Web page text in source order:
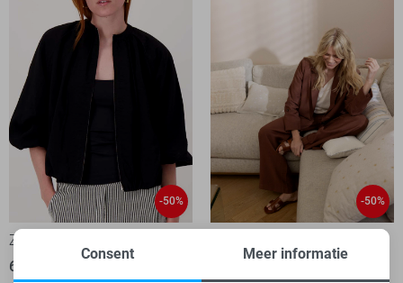
-50%
Zusss Vest
60,00
-50%
Consent Meer informatie